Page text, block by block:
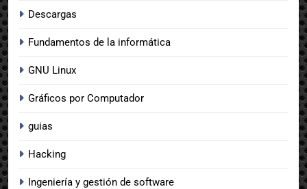
Descargas
Fundamentos de la informática
GNU Linux
Gráficos por Computador
guias
Hacking
Ingeniería y gestión de software